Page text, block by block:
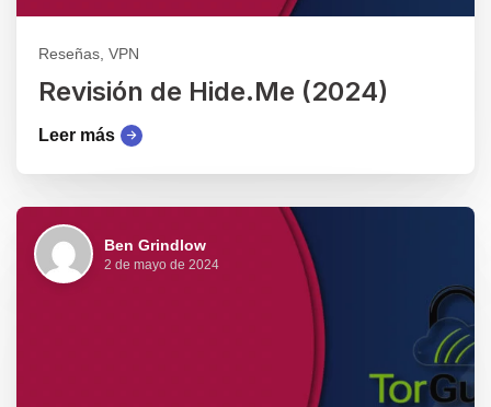
Reseñas, VPN
Revisión de Hide.Me (2024)
Leer más
Ben Grindlow
2 de mayo de 2024